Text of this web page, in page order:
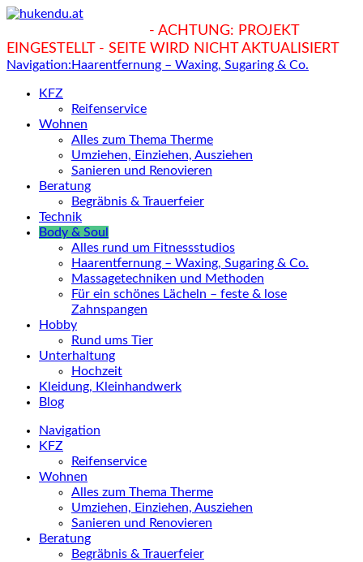
- ACHTUNG: PROJEKT
EINGESTELLT - SEITE WIRD NICHT AKTUALISIERT
Navigation: Haarentfernung – Waxing, Sugaring & Co.
KFZ
Reifenservice
Wohnen
Alles zum Thema Therme
Umziehen, Einziehen, Ausziehen
Sanieren und Renovieren
Beratung
Begräbnis & Trauerfeier
Technik
Body & Soul
Alles rund um Fitnessstudios
Haarentfernung – Waxing, Sugaring & Co.
Massagetechniken und Methoden
Für ein schönes Lächeln – feste & lose
Zahnspangen
Hobby
Rund ums Tier
Unterhaltung
Hochzeit
Kleidung, Kleinhandwerk
Blog
Navigation
KFZ
Reifenservice
Wohnen
Alles zum Thema Therme
Umziehen, Einziehen, Ausziehen
Sanieren und Renovieren
Beratung
Begräbnis & Trauerfeier